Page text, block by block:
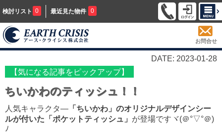
検討リスト 0 最近見た物件 0
お問合せ
DATE: 2023-01-28
【気になる記事をピックアップ】
ちいかわのティッシュ！！
人気キャラクタ― 「ちいかわ」のオリジナルデザインシー
ルが付いた「ポケットティッシュ」 が登場ですヾ(＠°▽°＠)
ﾉ